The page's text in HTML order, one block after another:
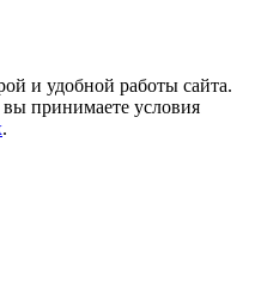
и удобной работы сайта.
принимаете условия
.